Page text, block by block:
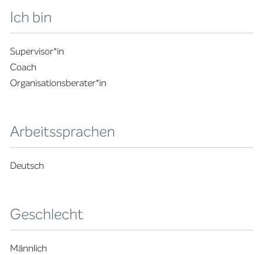
Ich bin
Supervisor*in
Coach
Organisationsberater*in
Arbeitssprachen
Deutsch
Geschlecht
Männlich